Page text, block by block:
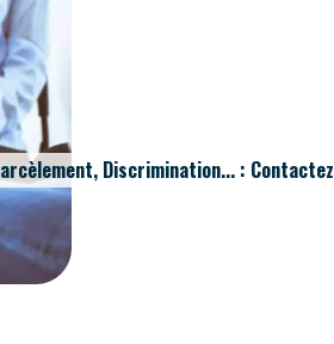
Discrimination... :